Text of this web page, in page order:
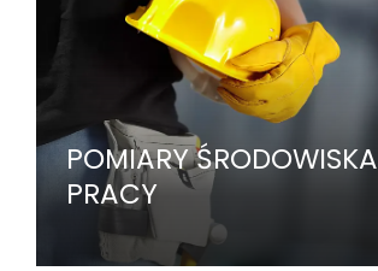
POMIARY ŚRODOWISKA
PRACY